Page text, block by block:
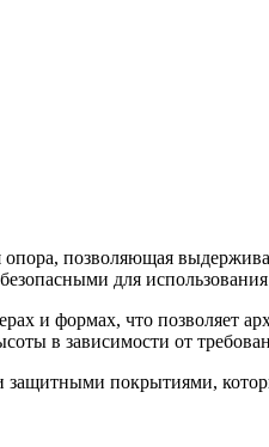
позволяющая
для
и формах, что позволяет
в зависимости от
покрытиями,